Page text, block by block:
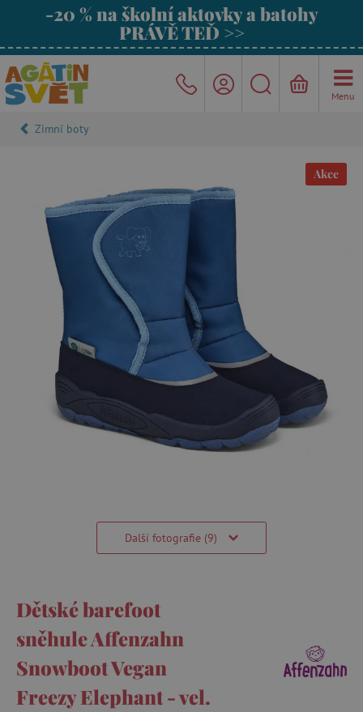
-20 % na školní aktovky a batohy
PRÁVĚ TEĎ >>
Menu
Zimní boty
Akce
Další fotografie (9)
Dětské barefoot
sněhule Affenzahn
Snowboot Vegan
Freezy Elephant - vel.